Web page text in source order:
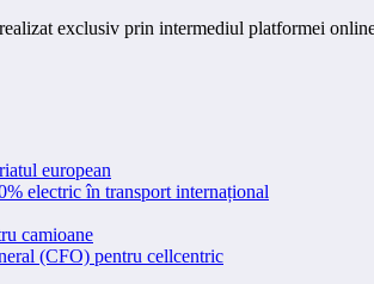
exclusiv prin intermediul platformei
european
electric în transport internațional
camioane
(CFO) pentru cellcentric